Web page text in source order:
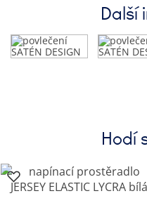
Další
Hodí